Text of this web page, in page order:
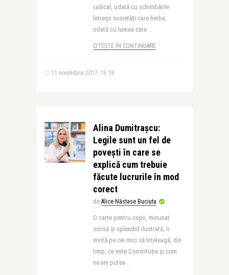
radical, odată cu schimbările
întregii societăți care fierbe,
odată cu lumea care ..
CITEȘTE ÎN CONTINUARE
11 noiembrie 2017, 15:18
Alina Dumitraşcu:
Legile sunt un fel de
poveşti în care se
explică cum trebuie
făcute lucrurile în mod
corect
de Alice Năstase Buciuta
O carte pentru copii, minunat
scrisă și splendid ilustrată, îi
invită pe cei mici să înțeleagă, din
timp, ce este Constituția și cum
ne-am putea ..